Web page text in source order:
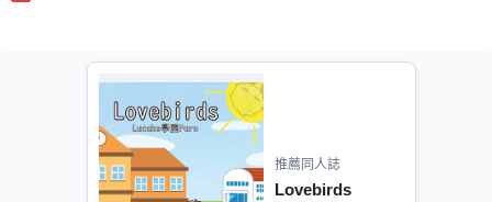
推薦同人誌
Lovebirds